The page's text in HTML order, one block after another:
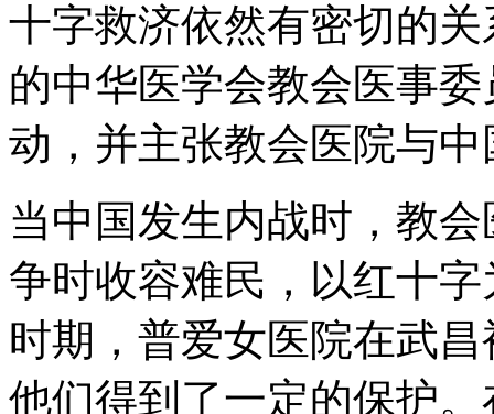
十字救济依然有密切的
的中华医学会教会医事
动，并主张教会医院与
当中国发生内战时，教
争时收容难民，以红十
时期，普爱女医院在武
他们得到了一定的保护